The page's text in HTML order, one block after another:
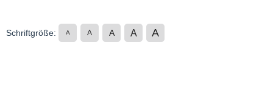
Schriftgröße: A A A A A